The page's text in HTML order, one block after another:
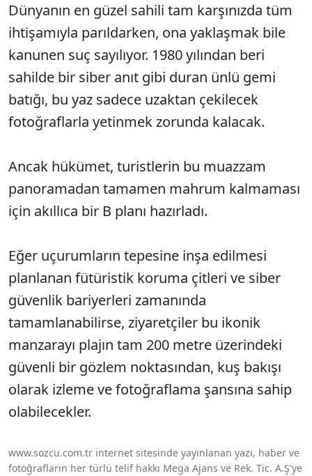
Dünyanın en güzel sahili tam karşınızda tüm
ihtişamıyla parıldarken, ona yaklaşmak bile
kanunen suç sayılıyor. 1980 yılından beri
sahilde bir siber anıt gibi duran ünlü gemi
batığı, bu yaz sadece uzaktan çekilecek
fotoğraflarla yetinmek zorunda kalacak.
Ancak hükümet, turistlerin bu muazzam
panoramadan tamamen mahrum kalmaması
için akıllıca bir B planı hazırladı.
Eğer uçurumların tepesine inşa edilmesi
planlanan fütüristik koruma çitleri ve siber
güvenlik bariyerleri zamanında
tamamlanabilirse, ziyaretçiler bu ikonik
manzarayı plajın tam 200 metre üzerindeki
güvenli bir gözlem noktasından, kuş bakışı
olarak izleme ve fotoğraflama şansına sahip
olabilecekler.
www.sozcu.com.tr internet sitesinde yayınlanan yazı, haber ve
fotoğrafların her türlü telif hakkı Mega Ajans ve Rek. Tic. A.Ş'ye